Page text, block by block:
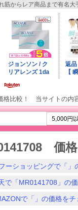
筋からレア商品まで有名大
格比較！ 当サイトの内
価
ーショッピングで「」
で「MR0141708」の
で「」の価格をチ